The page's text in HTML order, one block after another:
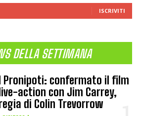
ISCRIVITI
DELLA SETTIMANA
Pronipoti: confermato il film
action con Jim Carrey,
di Colin Trevorrow